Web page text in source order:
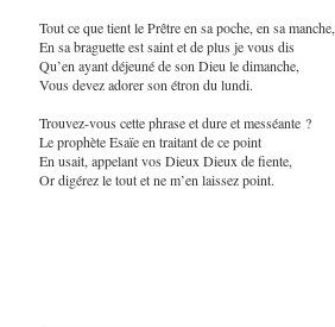
Tout ce que tient le Prêtre en sa poche, en sa manche,
En sa braguette est saint et de plus je vous dis
Qu’en ayant déjeuné de son Dieu le dimanche,
Vous devez adorer son étron du lundi.
Trouvez-vous cette phrase et dure et messéante ?
Le prophète Esaïe en traitant de ce point
En usait, appelant vos Dieux Dieux de fiente,
Or digérez le tout et ne m’en laissez point.